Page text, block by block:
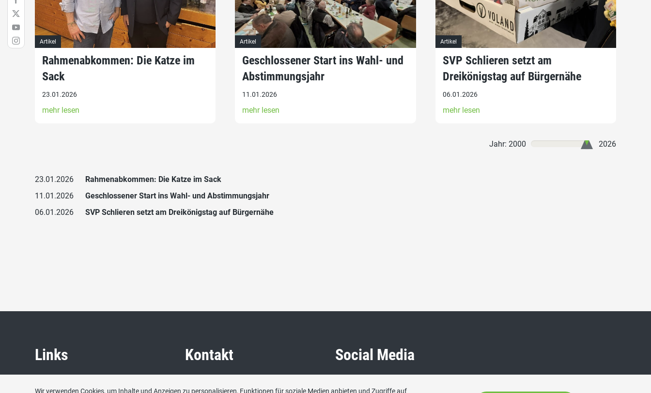
Artikel
Rahmenabkommen: Die Katze im
Sack
23.01.2026
mehr lesen
Artikel
Geschlossener Start ins Wahl- und
Abstimmungsjahr
11.01.2026
mehr lesen
Artikel
SVP Schlieren setzt am
Dreikönigstag auf Bürgernähe
06.01.2026
mehr lesen
Jahr: 2000 2026
23.01.2026
Rahmenabkommen: Die Katze im Sack
11.01.2026
Geschlossener Start ins Wahl- und Abstimmungsjahr
06.01.2026
SVP Schlieren setzt am Dreikönigstag auf Bürgernähe
Links Kontakt Social Media
Wir verwenden Cookies, um Inhalte und Anzeigen zu personalisieren, Funktionen für soziale Medien anbieten und Zugriffe auf